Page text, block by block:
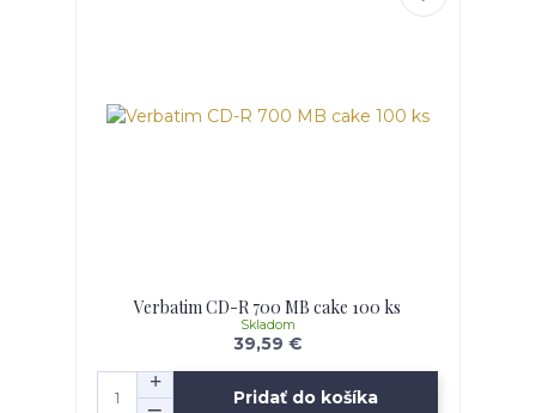
Verbatim CD-R 700 MB cake 100 ks
39,59 €
Skladom
Pridať do košíka